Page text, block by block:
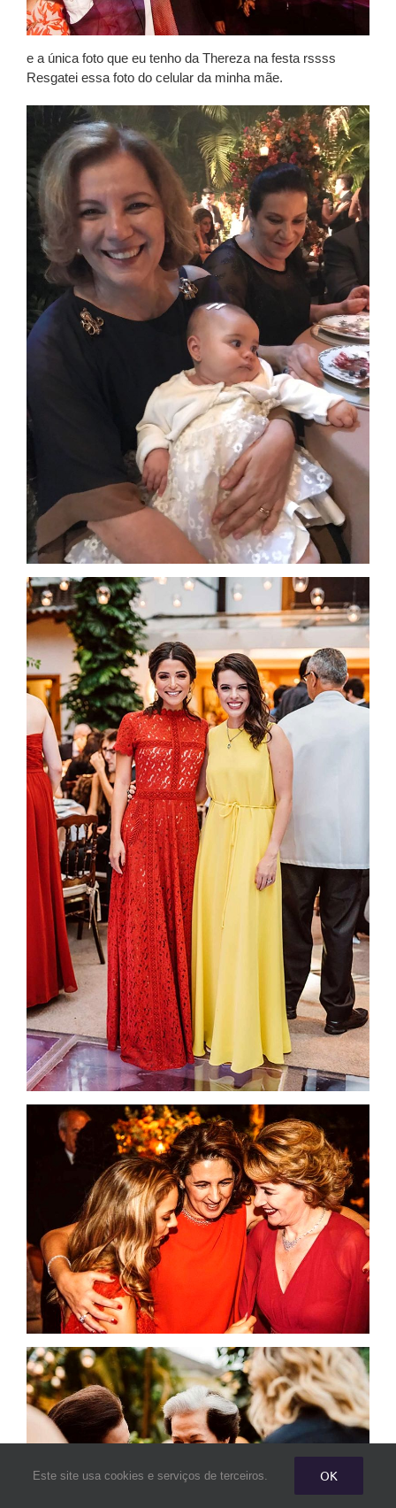
e a única foto que eu tenho da Thereza na festa rssss
Resgatei essa foto do celular da minha mãe.
Este site usa cookies e serviços de terceiros. OK